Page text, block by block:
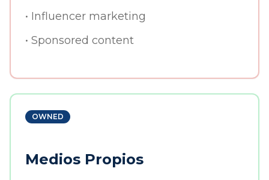
• Influencer marketing
• Sponsored content
OWNED
Medios Propios